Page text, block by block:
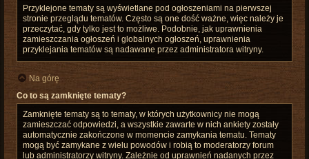
Przyklejone tematy są wyświetlane pod ogłoszeniami na pierwszej
stronie przeglądu tematów. Często są one dość ważne, więc należy je
przeczytać, gdy tylko jest to możliwe. Podobnie, jak uprawnienia
zamieszczania ogłoszeń i globalnych ogłoszeń, uprawnienia
przyklejania tematów są nadawane przez administratora witryny.
Na górę
Co to są zamknięte tematy?
Zamknięte tematy są to tematy, w których użytkownicy nie mogą
zamieszczać odpowiedzi, a wszystkie zawarte w nich ankiety zostały
automatycznie zakończone w momencie zamykania tematu. Tematy
mogą być zamykane z wielu powodów i robią to moderatorzy forum
lub administratorzy witryny. Zależnie od uprawnień nadanych przez